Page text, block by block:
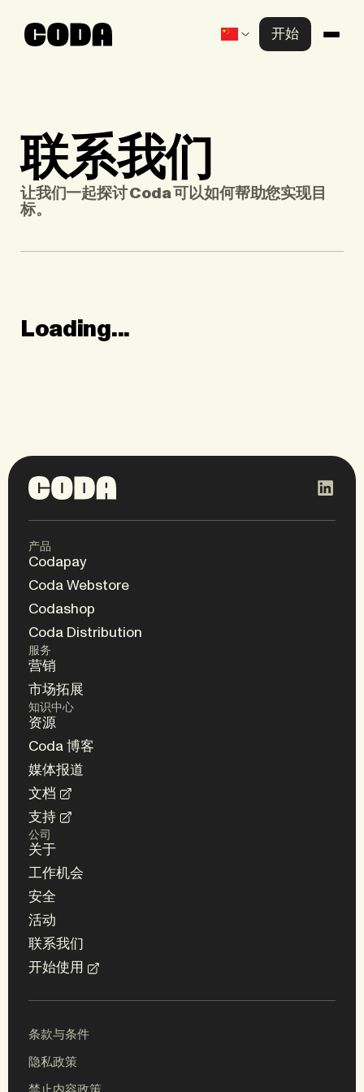
知识中心
公司
联系我们
开始
联系我们
让我们一起探讨 Coda 可以如何帮助您实现目
标。
Loading...
产品
Codapay
Coda Webstore
Codashop
Coda Distribution
服务
营销
市场拓展
知识中心
资源
Coda 博客
媒体报道
文档
支持
公司
关于
工作机会
安全
活动
联系我们
开始使用
条款与条件
隐私政策
网站